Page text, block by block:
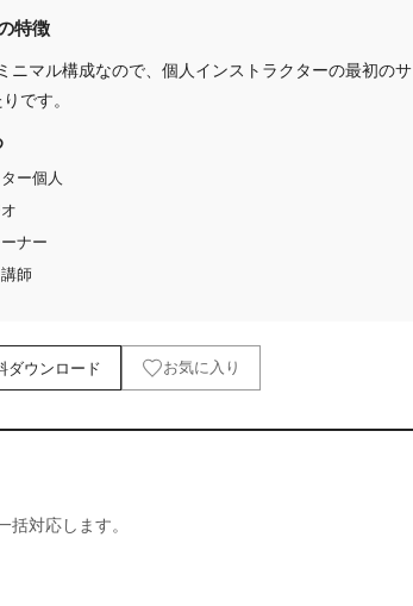
特徴
ニマル構成なので、個人インストラクターの最初のサ
です。
ー個人
ナー
師
ダウンロード お気に入り
対応します。